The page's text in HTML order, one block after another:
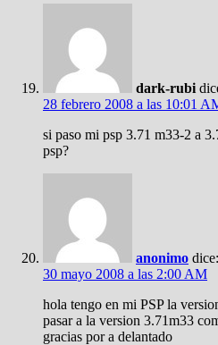
dark-rubi
28 febrero 2008 a las 10:01
si paso mi psp 3.71 m33-2 a
psp?
anonimo dice:
30 mayo 2008 a las 2:00 AM
hola tengo en mi PSP la
pasar a la version 3.71m33
gracias por a delantado